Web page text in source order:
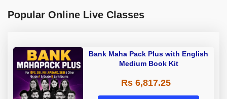
Popular Online Live Classes
Bank Maha Pack Plus with English
Medium Book Kit
Rs 6,817.25